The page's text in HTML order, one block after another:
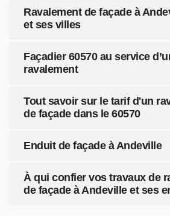
Ravalement de façade à
et ses villes
Façadier 60570 au service
ravalement
Tout savoir sur le tarif d'un
de façade dans le 60570
Enduit de façade à Andeville
À qui confier vos travaux de
de façade à Andeville et ses